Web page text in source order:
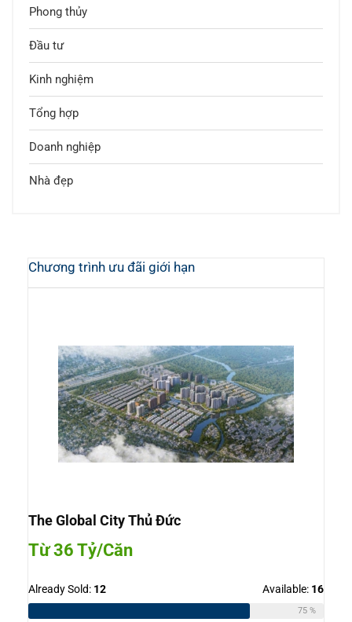
Phong thủy
Đầu tư
Kinh nghiệm
Tổng hợp
Doanh nghiệp
Nhà đẹp
Chương trình ưu đãi giới hạn
The Global City Thủ Đức
Từ 36 Tỷ/Căn
Already Sold: 12 Available: 16
75 %